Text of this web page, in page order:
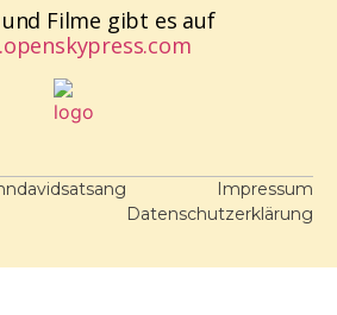
Filme gibt es auf
Impressum
Datenschutzerklärung